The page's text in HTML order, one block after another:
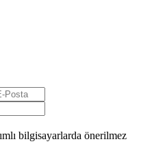
bilgisayarlarda önerilmez